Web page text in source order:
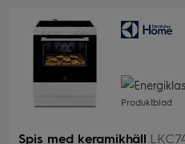
Produktblad
Spis med keramikhäll